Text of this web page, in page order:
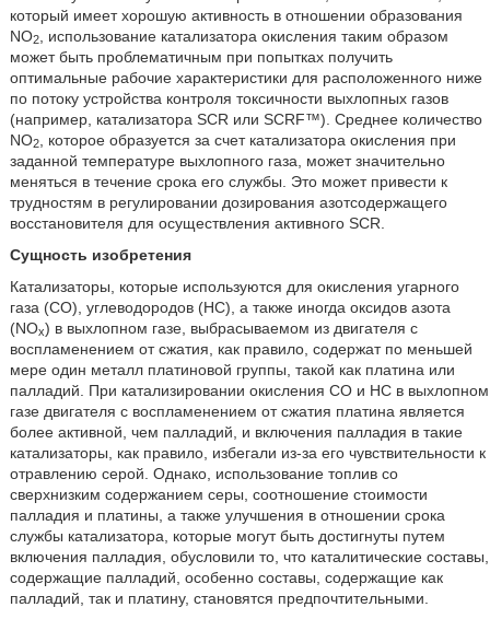
который имеет хорошую активность в отношении образования
NO2, использование катализатора окисления таким образом
может быть проблематичным при попытках получить
оптимальные рабочие характеристики для расположенного ниже
по потоку устройства контроля токсичности выхлопных газов
(например, катализатора SCR или SCRF™). Среднее количество
NO2, которое образуется за счет катализатора окисления при
заданной температуре выхлопного газа, может значительно
меняться в течение срока его службы. Это может привести к
трудностям в регулировании дозирования азотсодержащего
восстановителя для осуществления активного SCR.
Сущность изобретения
Катализаторы, которые используются для окисления угарного
газа (CO), углеводородов (HC), а также иногда оксидов азота
(NOx) в выхлопном газе, выбрасываемом из двигателя с
воспламенением от сжатия, как правило, содержат по меньшей
мере один металл платиновой группы, такой как платина или
палладий. При катализировании окисления CO и HC в выхлопном
газе двигателя с воспламенением от сжатия платина является
более активной, чем палладий, и включения палладия в такие
катализаторы, как правило, избегали из-за его чувствительности к
отравлению серой. Однако, использование топлив со
сверхнизким содержанием серы, соотношение стоимости
палладия и платины, а также улучшения в отношении срока
службы катализатора, которые могут быть достигнуты путем
включения палладия, обусловили то, что каталитические составы,
содержащие палладий, особенно составы, содержащие как
палладий, так и платину, становятся предпочтительными.